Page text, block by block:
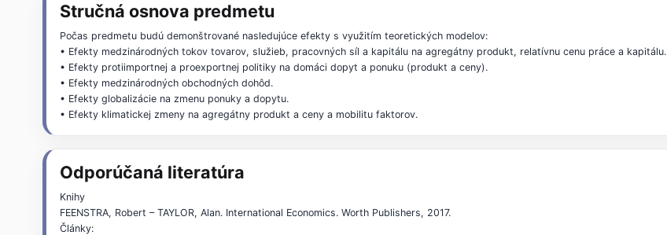
Stručná osnova predmetu
Počas predmetu budú demonštrované nasledujúce efekty s využitím teoretických modelov:
• Efekty medzinárodných tokov tovarov, služieb, pracovných síl a kapitálu na agregátny produkt, relatívnu cenu práce a kapitálu.
• Efekty protiimportnej a proexportnej politiky na domáci dopyt a ponuku (produkt a ceny).
• Efekty medzinárodných obchodných dohôd.
• Efekty globalizácie na zmenu ponuky a dopytu.
• Efekty klimatickej zmeny na agregátny produkt a ceny a mobilitu faktorov.
Odporúčaná literatúra
Knihy
FEENSTRA, Robert – TAYLOR, Alan. International Economics. Worth Publishers, 2017.
Články: